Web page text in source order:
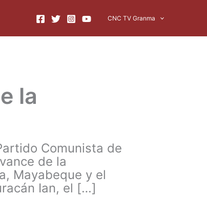
CNC TV Granma
la
Comunista de
de la
Mayabeque y el
Ian, el […]